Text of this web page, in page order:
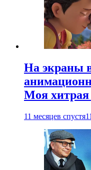
На экраны
Моя
11 месяцев спустя